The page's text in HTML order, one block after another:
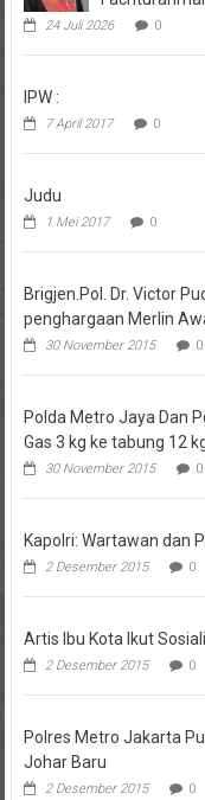
24 Juli 2026 0
IPW :
7 April 2017 0
Judu
1 Mei 2017 0
Brigjen.Pol. Dr. Victor
penghargaan Merlin
30 November 2015 0
Polda Metro Jaya Dan
Gas 3 kg ke tabung 12
30 November 2015 0
Kapolri: Wartawan dan
2 Desember 2015 0
Artis Ibu Kota Ikut
2 Desember 2015 0
Polres Metro Jakarta
Johar Baru
2 Desember 2015 0